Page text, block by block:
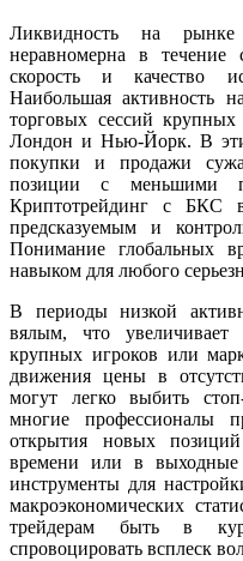
Ликвидность на рынке
неравномерна в
скорость и качество
Наибольшая активность
торговых сессий
Лондон и Нью-Йорк. В
покупки и продажи
позиции с меньшими
Криптотрейдинг с БКС
предсказуемым и
Понимание глобальных
навыком для любого
В периоды низкой
вялым, что
крупных игроков или
движения цены в
могут легко выбить
многие профессионалы
открытия новых
времени или в выходные
инструменты для
макроэкономических
трейдерам быть в
спровоцировать всплеск